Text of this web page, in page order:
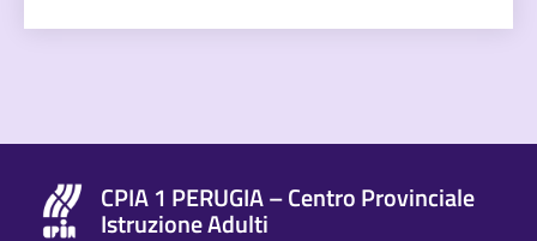
CPIA 1 PERUGIA – Centro Provinciale
Istruzione Adulti